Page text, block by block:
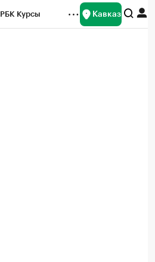
РБК Курсы Кавказ